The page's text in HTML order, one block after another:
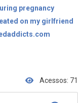
pregnancy
on my girlfriend
Acessos: 71